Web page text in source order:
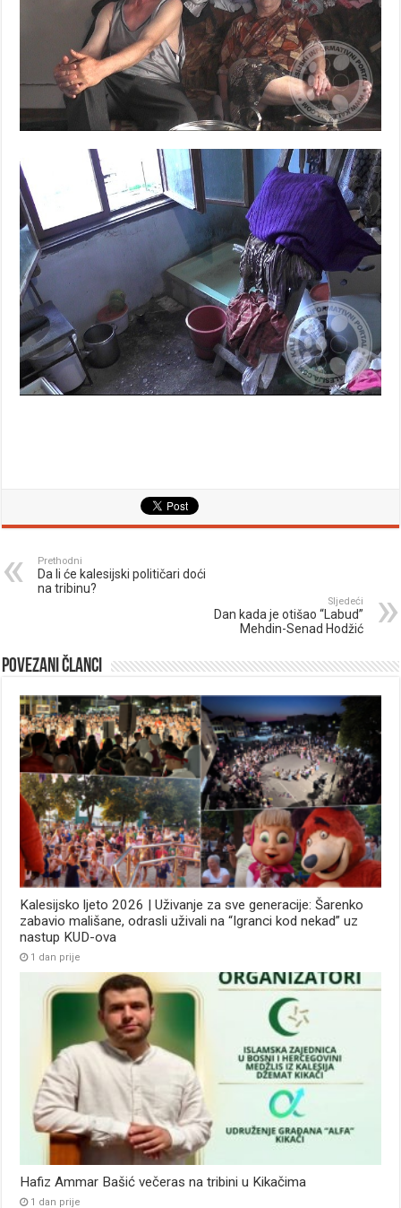
Prethodni
Da li će kalesijski političari doći
na tribinu?
Sljedeći
Dan kada je otišao “Labud”
Mehdin-Senad Hodžić
Povezani članci
Kalesijsko ljeto 2026 | Uživanje za sve generacije: Šarenko
zabavio mališane, odrasli uživali na “Igranci kod nekad” uz
nastup KUD-ova
1 dan prije
Hafiz Ammar Bašić večeras na tribini u Kikačima
1 dan prije